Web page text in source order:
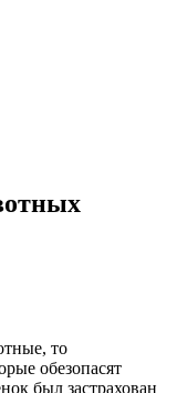
то
обезопасят
был застрахован